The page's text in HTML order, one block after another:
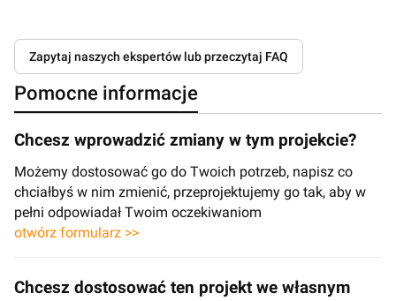
Zapytaj naszych ekspertów lub przeczytaj FAQ
Pomocne informacje
Chcesz wprowadzić zmiany w tym projekcie?
Możemy dostosować go do Twoich potrzeb, napisz co
chciałbyś w nim zmienić, przeprojektujemy go tak, aby w
pełni odpowiadał Twoim oczekiwaniom
otwórz formularz >>
Chcesz dostosować ten projekt we własnym